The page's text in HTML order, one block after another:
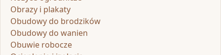
Obrazy i plakaty
Obudowy do brodzików
Obudowy do wanien
Obuwie robocze